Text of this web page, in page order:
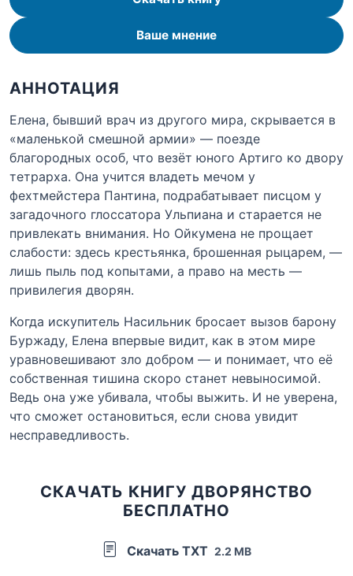
Ваше мнение
АННОТАЦИЯ
Елена, бывший врач из другого мира, скрывается в
«маленькой смешной армии» — поезде
благородных особ, что везёт юного Артиго ко двору
тетрарха. Она учится владеть мечом у
фехтмейстера Пантина, подрабатывает писцом у
загадочного глоссатора Ульпиана и старается не
привлекать внимания. Но Ойкумена не прощает
слабости: здесь крестьянка, брошенная рыцарем, —
лишь пыль под копытами, а право на месть —
привилегия дворян.
Когда искупитель Насильник бросает вызов барону
Буржаду, Елена впервые видит, как в этом мире
уравновешивают зло добром — и понимает, что её
собственная тишина скоро станет невыносимой.
Ведь она уже убивала, чтобы выжить. И не уверена,
что сможет остановиться, если снова увидит
несправедливость.
СКАЧАТЬ КНИГУ ДВОРЯНСТВО
БЕСПЛАТНО
Скачать TXT 2.2 MB